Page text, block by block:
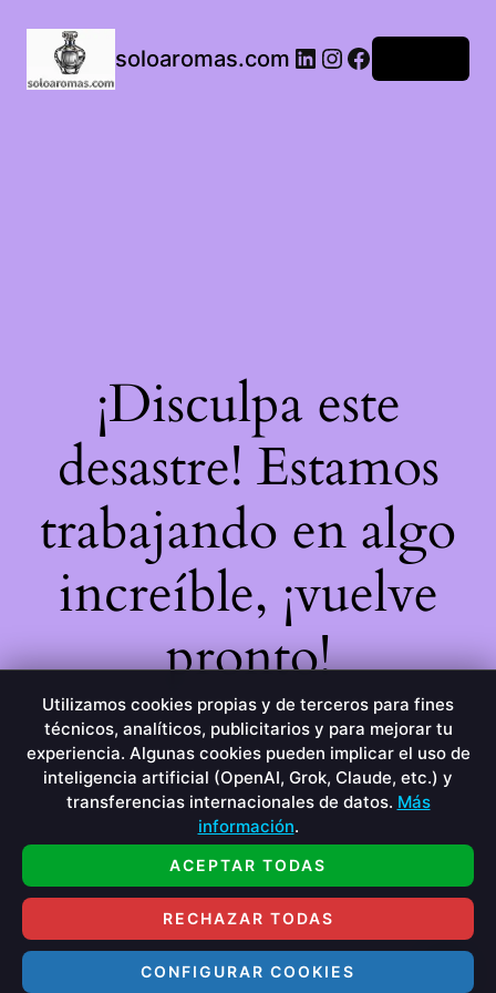
soloaromas.com LinkedIn
Instagram
Facebook
¡Disculpa este
desastre! Estamos
trabajando en algo
increíble, ¡vuelve
pronto!
Utilizamos cookies propias y de terceros para fines
técnicos, analíticos, publicitarios y para mejorar tu
experiencia. Algunas cookies pueden implicar el uso de
inteligencia artificial (OpenAI, Grok, Claude, etc.) y
transferencias internacionales de datos. Más
información.
ACEPTAR TODAS
RECHAZAR TODAS
CONFIGURAR COOKIES